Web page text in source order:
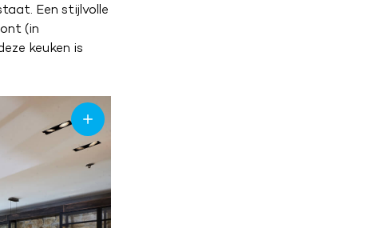
Een stijlvolle
(in
keuken is